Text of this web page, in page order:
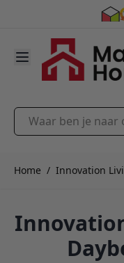
Ga naar de inhoud
Waar ben je naar op
Home / Innovation